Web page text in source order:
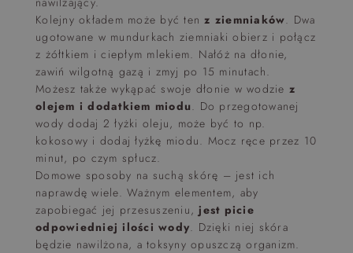
Kolejny okładem może być tenz ziemniaków. Dwa
ugotowane w mundurkach ziemniaki obierz i połącz
z żółtkiem i ciepłym mlekiem. Nałóż na dłonie,
zawiń wilgotną gazą i zmyj po 15 minutach.
Możesz także wykąpać swoje dłonie w wodzie z
olejem i dodatkiem miodu. Do przegotowanej
wody dodaj 2 łyżki oleju, może być to np.
kokosowy i dodaj łyżkę miodu. Mocz ręce przez 10
minut, po czym spłucz.
Domowe sposoby na suchą skórę – jest ich
naprawdę wiele. Ważnym elementem, aby
zapobiegać jej przesuszeniu,jest picie
odpowiedniej ilości wody. Dzięki niej skóra
będzie nawilżona, a toksyny opuszczą organizm.